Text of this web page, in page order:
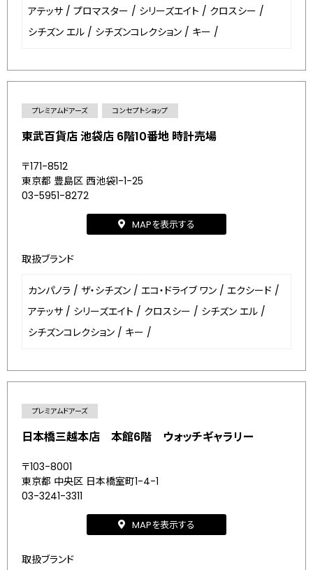
アテッサ / プロマスター / シリーズエイト / クロスシー /
シチズン エル / シチズンコレクション / キー /
プレミアムドアーズ コンセプトショップ
東武百貨店 池袋店 6階10番地 時計売場
〒171-8512
東京都 豊島区 西池袋1-1-25
03-5951-8272
MAPを表示する
取扱ブランド
カンパノラ / ザ・シチズン / エコ・ドライブ ワン / エクシード /
アテッサ / シリーズエイト / クロスシー / シチズン エル /
シチズンコレクション / キー /
プレミアムドアーズ
日本橋三越本店 本館6階 ウォッチギャラリー
〒103-8001
東京都 中央区 日本橋室町1-4-1
03-3241-3311
MAPを表示する
取扱ブランド